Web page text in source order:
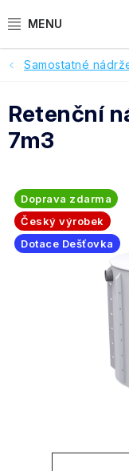
na
PRODUKTY
Reference a
O nás
Realizace
Dotace Dešťovka
Pomoc s výběrem
Samostatné
Retenční
7m3
Doprava zdarma
Český výrobek
Dotace Dešťovka